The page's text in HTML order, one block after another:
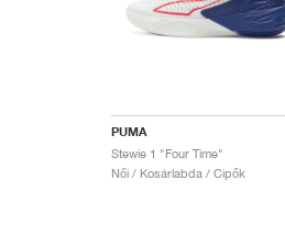
PUMA
Stewie 1 "Four Time"
Női / Kosárlabda / Cipők